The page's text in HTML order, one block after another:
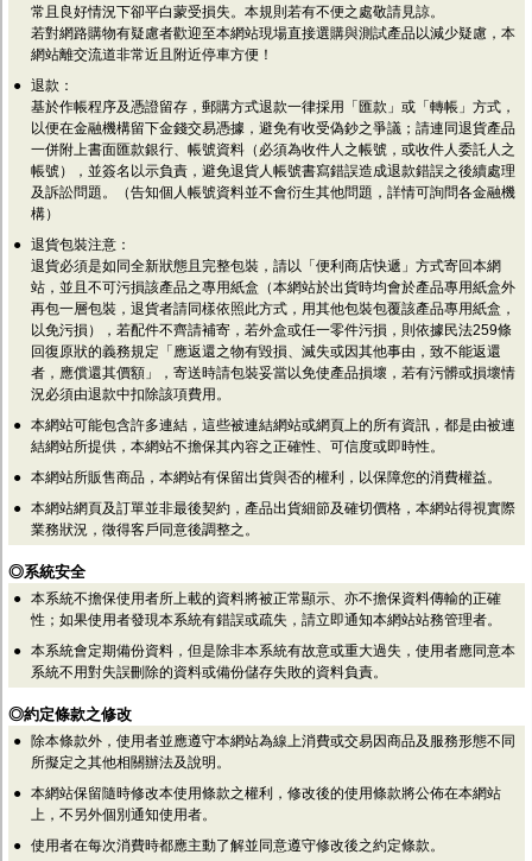
常且良好情況下卻平白蒙受損失。本規則若有不便之處敬請見諒。
若對網路購物有疑慮者歡迎至本網站現場直接選購與測試產品以減少疑慮，本
網站離交流道非常近且附近停車方便！
● 退款：
基於作帳程序及憑證留存，郵購方式退款一律採用「匯款」或「轉帳」方式，
以便在金融機構留下金錢交易憑據，避免有收受偽鈔之爭議；請連同退貨產品
一併附上書面匯款銀行、帳號資料（必須為收件人之帳號，或收件人委託人之
帳號），並簽名以示負責，避免退貨人帳號書寫錯誤造成退款錯誤之後續處理
及訴訟問題。（告知個人帳號資料並不會衍生其他問題，詳情可詢問各金融機
構）
● 退貨包裝注意：
退貨必須是如同全新狀態且完整包裝，請以「便利商店快遞」方式寄回本網
站，並且不可污損該產品之專用紙盒（本網站於出貨時均會於產品專用紙盒外
再包一層包裝，退貨者請同樣依照此方式，用其他包裝包覆該產品專用紙盒，
以免污損），若配件不齊請補寄，若外盒或任一零件污損，則依據民法259條
回復原狀的義務規定「應返還之物有毀損、滅失或因其他事由，致不能返還
者，應償還其價額」，寄送時請包裝妥當以免使產品損壞，若有污髒或損壞情
況必須由退款中扣除該項費用。
● 本網站可能包含許多連結，這些被連結網站或網頁上的所有資訊，都是由被連
結網站所提供，本網站不擔保其內容之正確性、可信度或即時性。
● 本網站所販售商品，本網站有保留出貨與否的權利，以保障您的消費權益。
● 本網站網頁及訂單並非最後契約，產品出貨細節及確切價格，本網站得視實際
業務狀況，徵得客戶同意後調整之。
◎系統安全
● 本系統不擔保使用者所上載的資料將被正常顯示、亦不擔保資料傳輸的正確
性；如果使用者發現本系統有錯誤或疏失，請立即通知本網站站務管理者。
● 本系統會定期備份資料，但是除非本系統有故意或重大過失，使用者應同意本
系統不用對失誤刪除的資料或備份儲存失敗的資料負責。
◎約定條款之修改
●
除本條款外，使用者並應遵守本網站為線上消費或交易因商品及服務形態不同
所擬定之其他相關辦法及說明。
● 本網站保留隨時修改本使用條款之權利，修改後的使用條款將公佈在本網站
上，不另外個別通知使用者。
● 使用者在每次消費時都應主動了解並同意遵守修改後之約定條款。